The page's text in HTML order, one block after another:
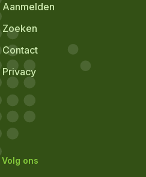
Aanmelden
Zoeken
Contact
Privacy
Volg ons